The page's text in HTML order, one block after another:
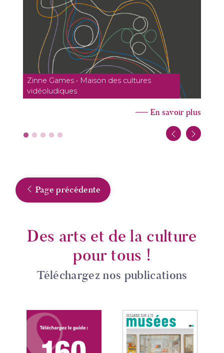
Zinne Games • Maison des cultures
vidéoludiques
En savoir plus
Page précédente
Des arts et de la culture
pour tous !
Téléchargez nos publications